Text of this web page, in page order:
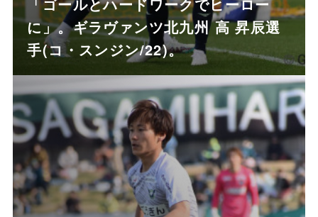
に」。ギラヴァンツ北九州 高 昇辰選
手(コ・スンジン/22)。